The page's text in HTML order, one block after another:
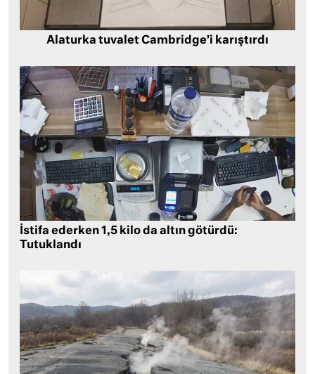
Alaturka tuvalet Cambridge’i karıştırdı
İstifa ederken 1,5 kilo da altın götürdü:
Tutuklandı